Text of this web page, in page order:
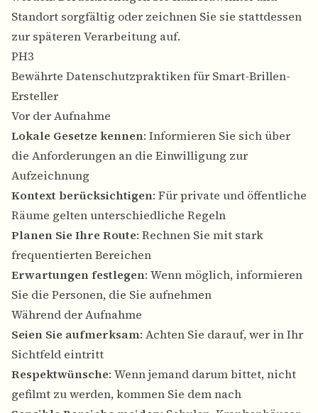
Standort sorgfältig oder zeichnen Sie sie stattdessen
zur späteren Verarbeitung auf.
PH3
Bewährte Datenschutzpraktiken für Smart-Brillen-
Ersteller
Vor der Aufnahme
Lokale Gesetze kennen: Informieren Sie sich über
die Anforderungen an die Einwilligung zur
Aufzeichnung
Kontext berücksichtigen: Für private und öffentliche
Räume gelten unterschiedliche Regeln
Planen Sie Ihre Route: Rechnen Sie mit stark
frequentierten Bereichen
Erwartungen festlegen: Wenn möglich, informieren
Sie die Personen, die Sie aufnehmen
Während der Aufnahme
Seien Sie aufmerksam: Achten Sie darauf, wer in Ihr
Sichtfeld eintritt
Respektwünsche: Wenn jemand darum bittet, nicht
gefilmt zu werden, kommen Sie dem nach